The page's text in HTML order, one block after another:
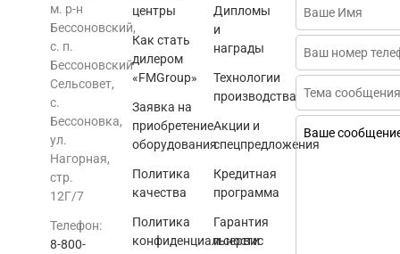
м. р-н
Бессоновский,
с. п.
Бессоновский
Сельсовет,
с.
Бессоновка,
ул.
Нагорная,
стр.
12Г/7
Телефон:
8-800-
центры
Как стать
дилером
«FMGroup»
Заявка на
приобретение
оборудования
Политика
качества
Политика
конфиденциальности
Дипломы
и
награды
Технологии
производства
Акции и
спецпредложения
Кредитная
программа
Гарантия
и сервис